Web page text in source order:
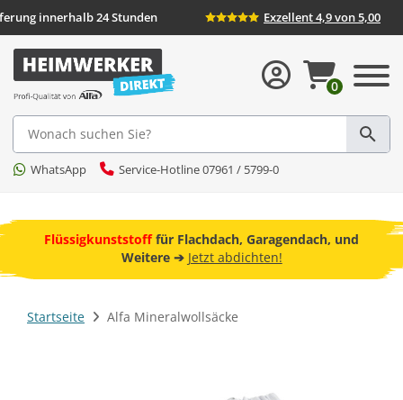
Lieferung innerhalb 24 Stunden Exzellent 4,9 von 5,00
Suche
WhatsApp Service-Hotline 07961 / 5799-0
0
Flüssigkunststofffür Flachdach, Garagendach, und
Weitere ➔ Jetzt abdichten!
Startseite Alfa Mineralwollsäcke